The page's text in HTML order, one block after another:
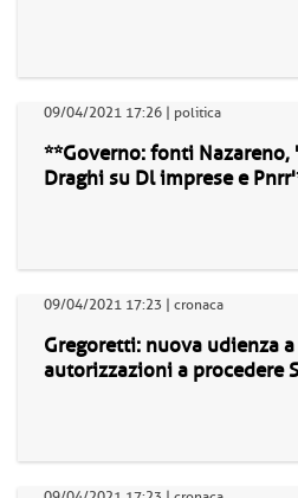
09/04/2021 17:26 | politica
**Governo: fonti
Draghi su Dl imprese e
09/04/2021 17:23 | cronaca
Gregoretti: nuova udienza
autorizzazioni a procedere